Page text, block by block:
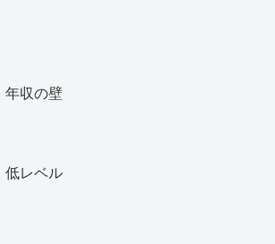
年収の壁
低レベル